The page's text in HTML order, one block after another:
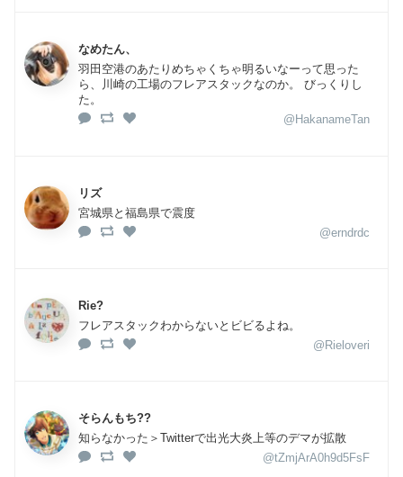
なめたん、
羽田空港のあたりめちゃくちゃ明るいなーって思った
ら、川崎の工場のフレアスタックなのか。 びっくりし
た。
@HakanameTan
リズ
宮城県と福島県で震度
@erndrdc
Rie?
フレアスタックわからないとビビるよね。
@Rieloveri
そらんもち??
知らなかった＞Twitterで出光大炎上等のデマが拡散
@tZmjArA0h9d5FsF